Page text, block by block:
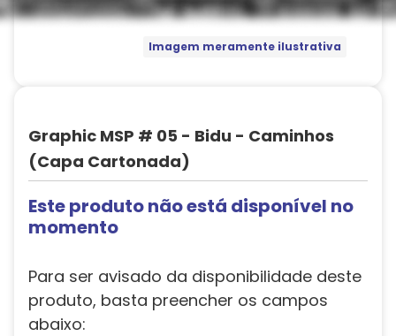
Imagem meramente ilustrativa
Graphic MSP # 05 - Bidu - Caminhos
(Capa Cartonada)
Este produto não está disponível no
momento
Para ser avisado da disponibilidade deste
produto, basta preencher os campos
abaixo: